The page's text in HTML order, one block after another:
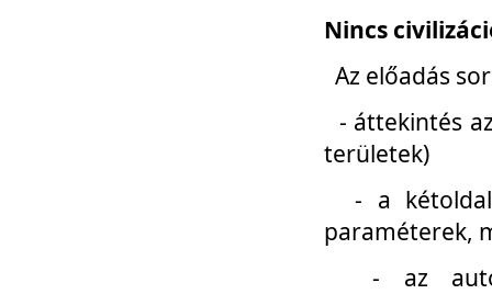
Nincs
Az előadás
- áttekintés
területek)
- a kétoldali
paraméterek,
- az